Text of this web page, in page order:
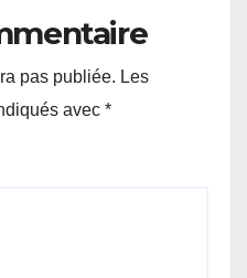
pas publiée. Les
avec *